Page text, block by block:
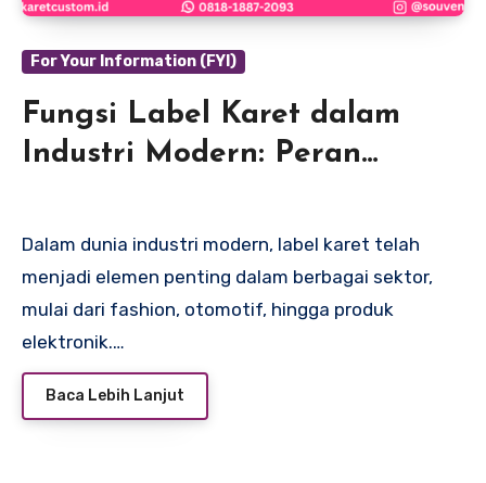
For Your Information (FYI)
Fungsi Label Karet dalam
Industri Modern: Peran
Dalam dunia industri modern, label karet telah
menjadi elemen penting dalam berbagai sektor,
mulai dari fashion, otomotif, hingga produk
elektronik.…
Baca Lebih Lanjut